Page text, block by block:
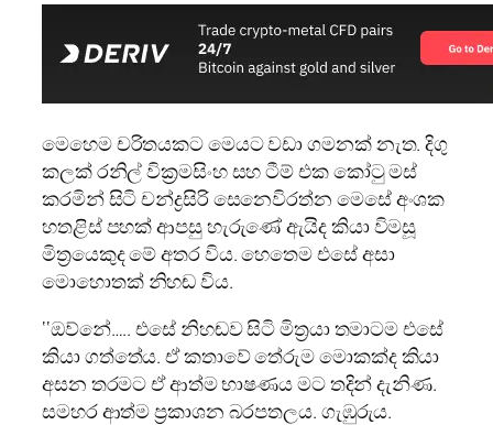
මෙහෙම චරිතයකට මෙයට වඩා ගමනක් නැත. දිගු
කලක් රනිල් වික‍්‍රමසිංහ සහ ටීම් එක කෝටු මස්
කරමින් සිටි චන්ද්‍රසිරි සෙනෙවිරත්න මෙසේ අංශක
හතළිස් පහක් ආපසු හැරුණේ ඇයිද කියා විමසූ
මිත‍්‍රයෙකුද මේ අතර විය. හෙතෙම එසේ අසා
මොහොතක් නිහඬ විය.
‘‘ඔව්නේ….. එසේ නිහඬව සිටි මිත‍්‍රයා තමාටම එසේ
කියා ගත්තේය. ඒ කතාවේ තේරුම මොකක්ද කියා
අසන තරමට ඒ ආත්ම භාෂණය මට තදින් දැනිණ.
සමහර ආත්ම ප‍්‍රකාශන බරපතලය. ගැඹුරුය.